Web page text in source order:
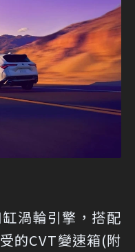
渦輪引擎，搭配
的CVT變速箱(附